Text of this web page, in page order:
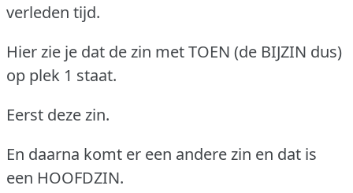
verleden tijd.
Hier zie je dat de zin met TOEN (de BIJZIN dus)
op plek 1 staat.
Eerst deze zin.
En daarna komt er een andere zin en dat is
een HOOFDZIN.